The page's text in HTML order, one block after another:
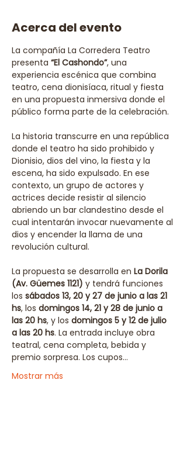
Acerca del evento
La compañía La Corredera Teatro
presenta “El Cashondo”, una
experiencia escénica que combina
teatro, cena dionisíaca, ritual y fiesta
en una propuesta inmersiva donde el
público forma parte de la celebración.
La historia transcurre en una república
donde el teatro ha sido prohibido y
Dionisio, dios del vino, la fiesta y la
escena, ha sido expulsado. En ese
contexto, un grupo de actores y
actrices decide resistir al silencio
abriendo un bar clandestino desde el
cual intentarán invocar nuevamente al
dios y encender la llama de una
revolución cultural.
La propuesta se desarrolla en La Dorila
(Av. Güemes 1121) y tendrá funciones
los sábados 13, 20 y 27 de junio a las 21
hs, los domingos 14, 21 y 28 de junio a
las 20 hs, y los domingos 5 y 12 de julio
a las 20 hs. La entrada incluye obra
teatral, cena completa, bebida y
premio sorpresa. Los cupos…
Mostrar más